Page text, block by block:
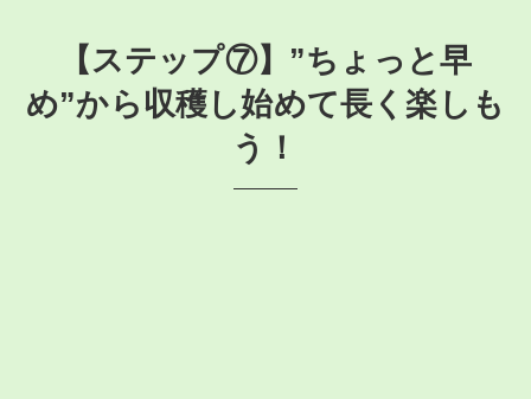
【ステップ⑦】”ちょっと早
め”から収穫し始めて長く楽しも
う！